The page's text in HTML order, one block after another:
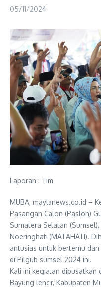
05/11/2024
Laporan : Tim
MUBA, maylanews.co.id –
Pasangan Calon (Paslon)
Sumatera Selatan
Noeringhati (MATAHATI).
antusias untuk bertemu
di Pilgub sumsel 2024 ini.
Kali ini kegiatan dipusatkan
Bayung lencir, Kabupaten